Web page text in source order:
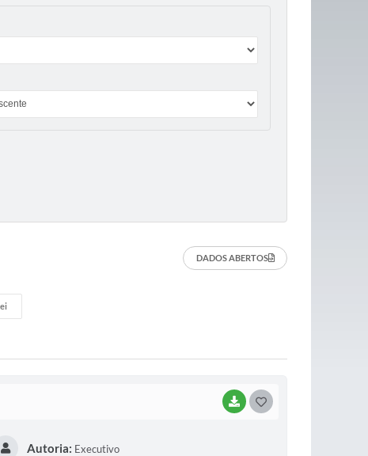
DADOS ABERTOS
BAIXAR
Autoria: Executivo